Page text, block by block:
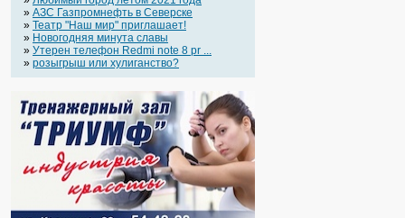
» АЗС Газпромнефть в Северске
» Театр "Наш мир" приглашает!
» Новогодняя минута славы
» Утерен телефон Redmi note 8 pr ...
» розыгрыш или хулиганство?